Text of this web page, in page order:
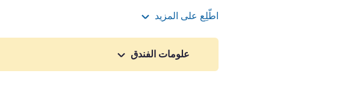
to welcome you to the Mövenpick Hotel Stuttgart
If you have a special request, please do not
hesitate to contact us.
اطّلِع على المزيد
علومات الفندق